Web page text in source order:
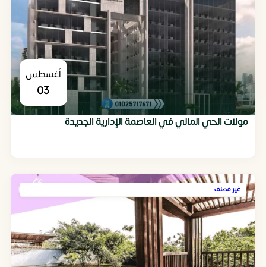
أغسطس
03
مولات الحي المالي في العاصمة الإدارية الجديدة
غير مصنف